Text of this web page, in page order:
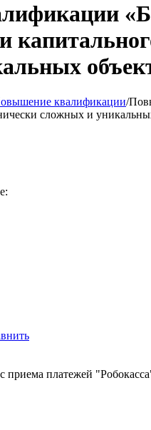
квалификации/
сложных и
приема платежей